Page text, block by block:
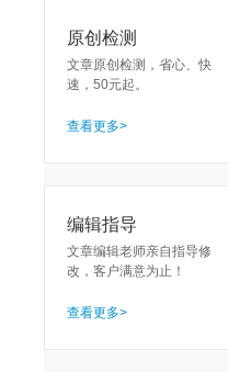
原创检测
文章原创检测，省心、快
速，50元起。
查看更多>
编辑指导
文章编辑老师亲自指导修
改，客户满意为止！
查看更多>